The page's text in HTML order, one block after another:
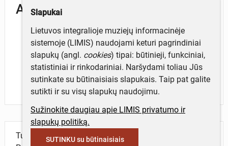
Aprašymas
Turite daugiau informacijos apie objektą?
Slapukai
Lietuvos integralioje muziejų informacinėje
sistemoje (LIMIS) naudojami keturi pagrindiniai
slapukų (angl. cookies) tipai: būtinieji, funkciniai,
statistiniai ir rinkodariniai. Naršydami toliau Jūs
sutinkate su būtinaisiais slapukais. Taip pat galite
sutikti ir su visų slapukų naudojimu.
Sužinokite daugiau apie LIMIS privatumo ir
slapukų politiką.
SUTINKU su būtinaisiais